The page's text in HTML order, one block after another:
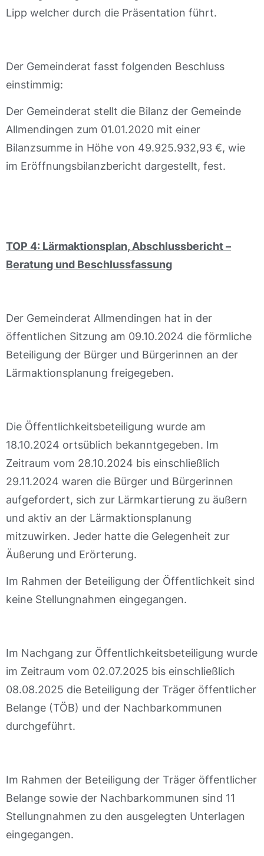
Lipp welcher durch die Präsentation führt.
Der Gemeinderat fasst folgenden Beschluss
einstimmig:
Der Gemeinderat stellt die Bilanz der Gemeinde
Allmendingen zum 01.01.2020 mit einer
Bilanzsumme in Höhe von 49.925.932,93 €, wie
im Eröffnungsbilanzbericht dargestellt, fest.
TOP 4: Lärmaktionsplan, Abschlussbericht –
Beratung und Beschlussfassung
Der Gemeinderat Allmendingen hat in der
öffentlichen Sitzung am 09.10.2024 die förmliche
Beteiligung der Bürger und Bürgerinnen an der
Lärmaktionsplanung freigegeben.
Die Öffentlichkeitsbeteiligung wurde am
18.10.2024 ortsüblich bekanntgegeben. Im
Zeitraum vom 28.10.2024 bis einschließlich
29.11.2024 waren die Bürger und Bürgerinnen
aufgefordert, sich zur Lärmkartierung zu äußern
und aktiv an der Lärmaktionsplanung
mitzuwirken. Jeder hatte die Gelegenheit zur
Äußerung und Erörterung.
Im Rahmen der Beteiligung der Öffentlichkeit sind
keine Stellungnahmen eingegangen.
Im Nachgang zur Öffentlichkeitsbeteiligung wurde
im Zeitraum vom 02.07.2025 bis einschließlich
08.08.2025 die Beteiligung der Träger öffentlicher
Belange (TÖB) und der Nachbarkommunen
durchgeführt.
Im Rahmen der Beteiligung der Träger öffentlicher
Belange sowie der Nachbarkommunen sind 11
Stellungnahmen zu den ausgelegten Unterlagen
eingegangen.